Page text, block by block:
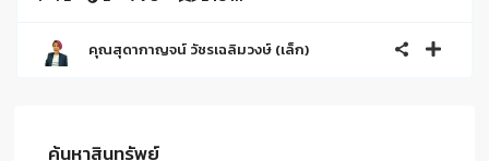
คุณสุดากาญจน์ วัชรเฉลิมวงษ์ (เล็ก)
ค้นหาสินทรัพย์